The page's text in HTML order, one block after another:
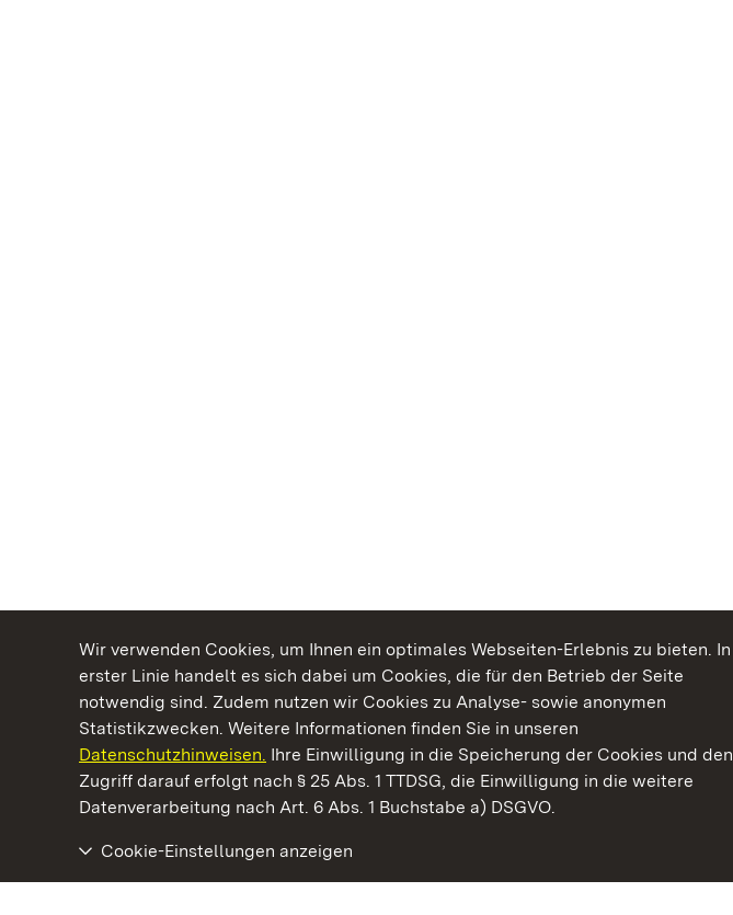
Wir verwenden Cookies, um Ihnen ein optimales Webseiten-Erlebnis zu bieten. In
erster Linie handelt es sich dabei um Cookies, die für den Betrieb der Seite
notwendig sind. Zudem nutzen wir Cookies zu Analyse- sowie anonymen
Statistikzwecken. Weitere Informationen finden Sie in unseren
Datenschutzhinweisen. Ihre Einwilligung in die Speicherung der Cookies und den
Zugriff darauf erfolgt nach § 25 Abs. 1 TTDSG, die Einwilligung in die weitere
Datenverarbeitung nach Art. 6 Abs. 1 Buchstabe a) DSGVO.
Cookie-Einstellungen anzeigen
Kommen. Staunen. Genießen.